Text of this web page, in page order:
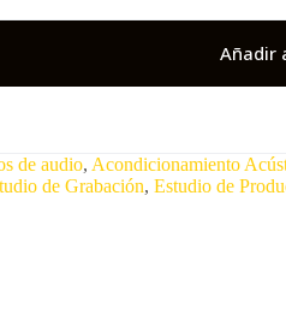
Añadir
de audio, Acondicionamiento
de Grabación, Estudio de